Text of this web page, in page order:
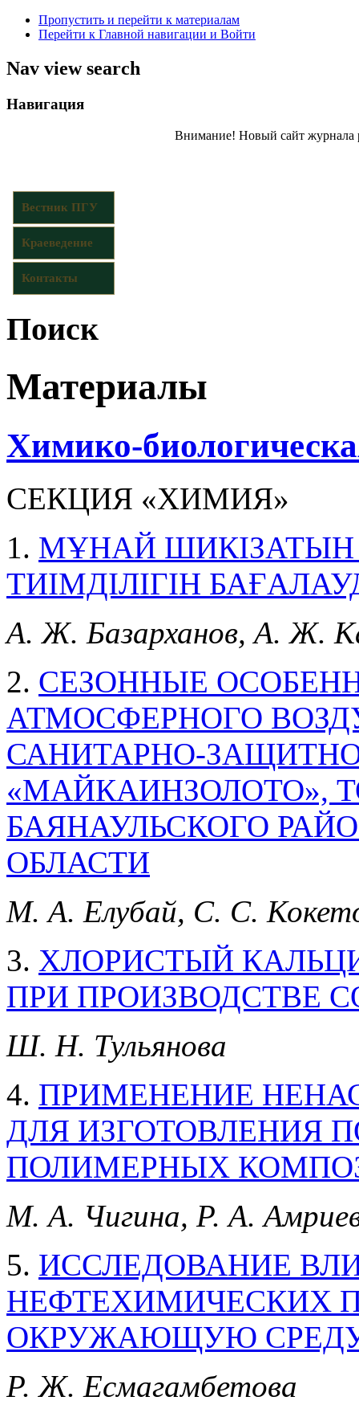
Пропустить и перейти к материалам
Перейти к Главной навигации и Войти
Nav view search
Навигация
Внимание! Новый сайт журнала
Вестник ПГУ
Краеведение
Контакты
Поиск
Материалы
Химико-
СЕКЦИЯ «ХИМИЯ»
1. МҰНАЙ ШИКІЗАТЫН
ТИІМДІЛІГІН
А. Ж. Базарханов, А. Ж.
2. СЕЗОННЫЕ
АТМОСФЕРНОГО
САНИТАРНО-
«МАЙКАИНЗОЛОТО»,
БАЯНАУЛЬСКОГО
ОБЛАСТИ
М. А. Елубай, С. С.
3. ХЛОРИСТЫЙ
ПРИ ПРОИЗВОДСТВЕ
Ш. Н. Тульянова
4. ПРИМЕНЕНИЕ
ДЛЯ ИЗГОТОВЛЕНИЯ
ПОЛИМЕРНЫХ
М. А. Чигина, Р. А.
5. ИССЛЕДОВАНИЕ
НЕФТЕХИМИЧЕСКИХ
ОКРУЖАЮЩУЮ
Р. Ж. Есмагамбетова